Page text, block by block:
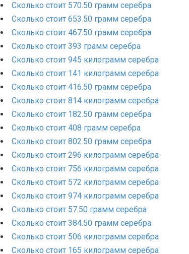
Сколько стоит 570.50 грамм серебра
Сколько стоит 653.50 грамм серебра
Сколько стоит 467.50 грамм серебра
Сколько стоит 393 грамм серебра
Сколько стоит 945 килограмм серебра
Сколько стоит 141 килограмм серебра
Сколько стоит 416.50 грамм серебра
Сколько стоит 814 килограмм серебра
Сколько стоит 182.50 грамм серебра
Сколько стоит 408 грамм серебра
Сколько стоит 802.50 грамм серебра
Сколько стоит 296 килограмм серебра
Сколько стоит 756 килограмм серебра
Сколько стоит 572 килограмм серебра
Сколько стоит 974 килограмм серебра
Сколько стоит 57.50 грамм серебра
Сколько стоит 384.50 грамм серебра
Сколько стоит 506 килограмм серебра
Сколько стоит 165 килограмм серебра